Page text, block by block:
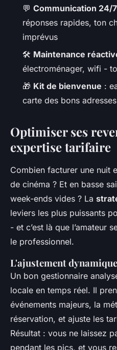
💬 Communication 24/
réponses rapides, ton
imprévus
🛠️ Maintenance
électroménager, wifi -
🎁 Kit de bienvenue :
carte des bons
Optimiser ses
expertise tarifaire
Combien facturer une nuit
de cinéma ? Et en basse
week-ends vides ? La
leviers les plus puissants
- et c’est là que l’amateur
le professionnel.
L'ajustement
Un bon gestionnaire
locale en temps réel. Il
événements majeurs, la
réservation, et ajuste les
Résultat : vous ne laissez
pendant les pics, et vous